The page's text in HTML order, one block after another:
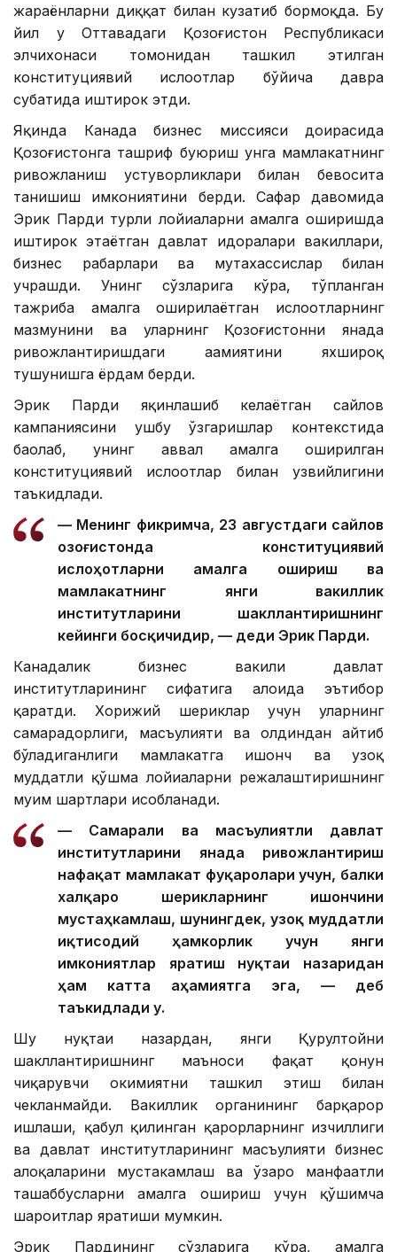
жараёнларни диққат билан кузатиб бормоқда. Бу
йил у Оттавадаги Қозоғистон Республикаси
элчихонаси томонидан ташкил этилган
конституциявий ислоҳотлар бўйича давра
суҳбатида иштирок этди.
Яқинда Канада бизнес миссияси доирасида
Қозоғистонга ташриф буюриш унга мамлакатнинг
ривожланиш устуворликлари билан бевосита
танишиш имкониятини берди. Сафар давомида
Эрик Парди турли лойиҳаларни амалга оширишда
иштирок этаётган давлат идоралари вакиллари,
бизнес раҳбарлари ва мутахассислар билан
учрашди. Унинг сўзларига кўра, тўпланган
тажриба амалга оширилаётган ислоҳотларнинг
мазмунини ва уларнинг Қозоғистонни янада
ривожлантиришдаги аҳамиятини яхшироқ
тушунишга ёрдам берди.
Эрик Парди яқинлашиб келаётган сайлов
кампаниясини ушбу ўзгаришлар контекстида
баҳолаб, унинг аввал амалга оширилган
конституциявий ислоҳотлар билан узвийлигини
таъкидлади.
— Менинг фикримча, 23 августдаги сайлов
Қозоғистонда конституциявий
ислоҳотларни амалга ошириш ва
мамлакатнинг янги вакиллик
институтларини шакллантиришнинг
кейинги босқичидир, — деди Эрик Парди.
Канадалик бизнес вакили давлат
институтларининг сифатига алоҳида эътибор
қаратди. Хорижий шериклар учун уларнинг
самарадорлиги, масъулияти ва олдиндан айтиб
бўладиганлиги мамлакатга ишонч ва узоқ
муддатли қўшма лойиҳаларни режалаштиришнинг
муҳим шартлари ҳисобланади.
— Самарали ва масъулиятли давлат
институтларини янада ривожлантириш
нафақат мамлакат фуқаролари учун, балки
халқаро шерикларнинг ишончини
мустаҳкамлаш, шунингдек, узоқ муддатли
иқтисодий ҳамкорлик учун янги
имкониятлар яратиш нуқтаи назаридан
ҳам катта аҳамиятга эга, — деб
таъкидлади у.
Шу нуқтаи назардан, янги Қурултойни
шакллантиришнинг маъноси фақат қонун
чиқарувчи ҳокимиятни ташкил этиш билан
чекланмайди. Вакиллик органининг барқарор
ишлаши, қабул қилинган қарорларнинг изчиллиги
ва давлат институтларининг масъулияти бизнес
алоқаларини мустаҳкамлаш ва ўзаро манфаатли
ташаббусларни амалга ошириш учун қўшимча
шароитлар яратиши мумкин.
Эрик Пардининг сўзларига кўра, амалга